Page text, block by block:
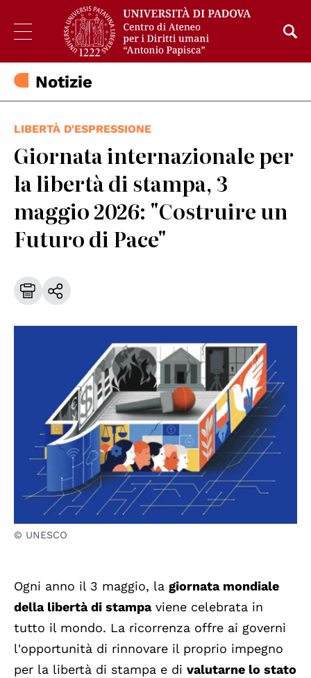
Notizie
LIBERTÀ D'ESPRESSIONE
Giornata internazionale per
la libertà di stampa, 3
maggio 2026: "Costruire un
Futuro di Pace"
© UNESCO
Ogni anno il 3 maggio, la giornata mondiale
della libertà di stampaviene celebrata in
tutto il mondo. La ricorrenza offre ai governi
l'opportunità di rinnovare il proprio impegno
per la libertà di stampa e di valutarne lo stato